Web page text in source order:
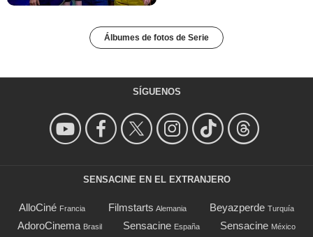
Álbumes de fotos de Serie
SÍGUENOS
SENSACINE EN EL EXTRANJERO
AlloCiné Francia Filmstarts Alemania Beyazperde Turquía
AdoroCinema Brasil Sensacine España Sensacine México